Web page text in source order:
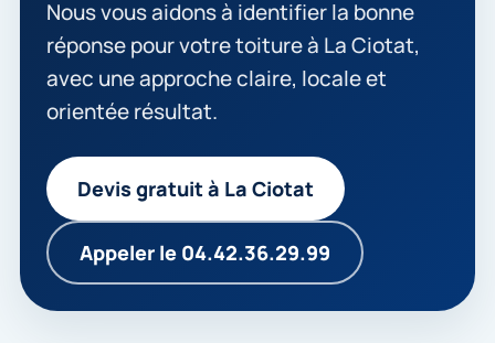
Nous vous aidons à identifier la bonne
réponse pour votre toiture à La Ciotat,
avec une approche claire, locale et
orientée résultat.
Devis gratuit à La Ciotat
Appeler le 04.42.36.29.99